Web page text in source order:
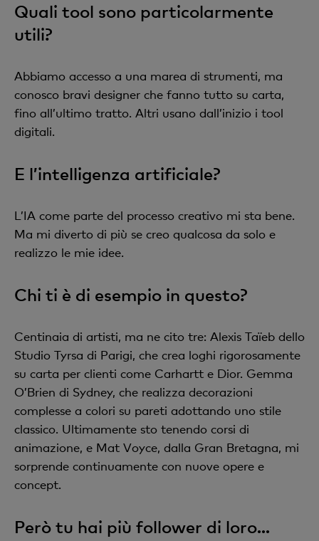
Quali tool sono particolarmente
utili?
Abbiamo accesso a una marea di strumenti, ma
conosco bravi designer che fanno tutto su carta,
fino all’ultimo tratto. Altri usano dall’inizio i tool
digitali.
E l’intelligenza artificiale?
L’IA come parte del processo creativo mi sta bene.
Ma mi diverto di più se creo qualcosa da solo e
realizzo le mie idee.
Chi ti è di esempio in questo?
Centinaia di artisti, ma ne cito tre: Alexis Taïeb dello
Studio Tyrsa di Parigi, che crea loghi rigorosamente
su carta per clienti come Carhartt e Dior. Gemma
O’Brien di Sydney, che realizza decorazioni
complesse a colori su pareti adottando uno stile
classico. Ultimamente sto tenendo corsi di
animazione, e Mat Voyce, dalla Gran Bretagna, mi
sorprende continuamente con nuove opere e
concept.
Però tu hai più follower di loro...